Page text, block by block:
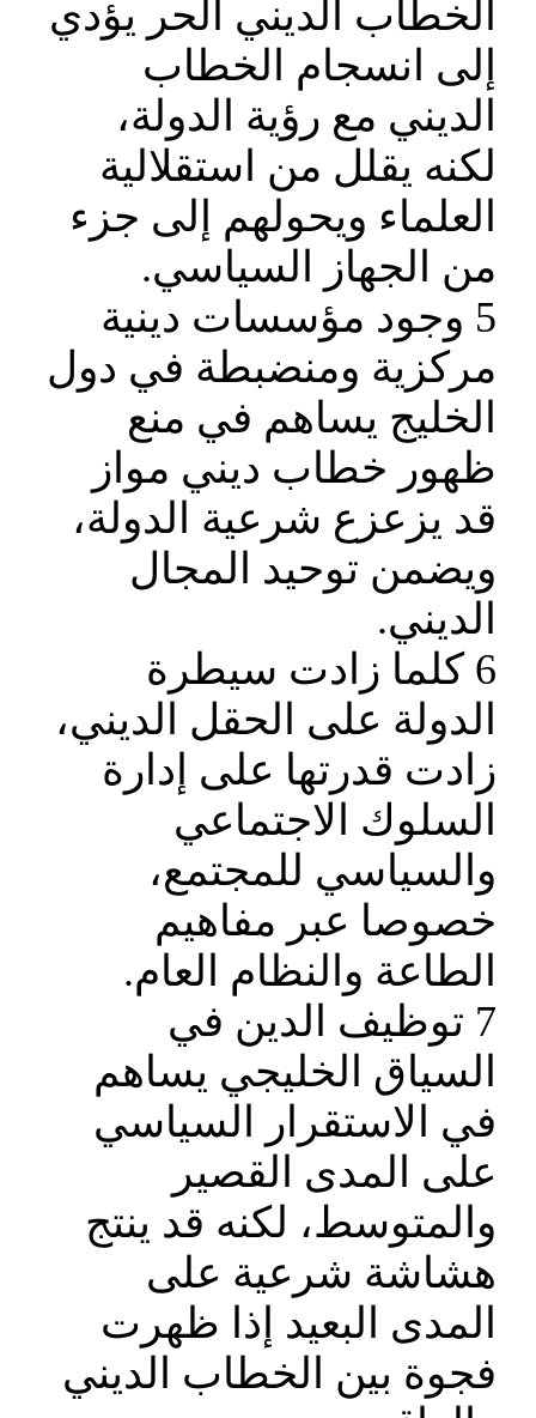
الخطاب الديني الحر يؤدي
إلى انسجام الخطاب
الديني مع رؤية الدولة،
لكنه يقلل من استقلالية
العلماء ويحولهم إلى جزء
من الجهاز السياسي.
5 وجود مؤسسات دينية
مركزية ومنضبطة في دول
الخليج يساهم في منع
ظهور خطاب ديني مواز
قد يزعزع شرعية الدولة،
ويضمن توحيد المجال
الديني.
6 كلما زادت سيطرة
الدولة على الحقل الديني،
زادت قدرتها على إدارة
السلوك الاجتماعي
والسياسي للمجتمع،
خصوصا عبر مفاهيم
الطاعة والنظام العام.
7 توظيف الدين في
السياق الخليجي يساهم
في الاستقرار السياسي
على المدى القصير
والمتوسط، لكنه قد ينتج
هشاشة شرعية على
المدى البعيد إذا ظهرت
فجوة بين الخطاب الديني